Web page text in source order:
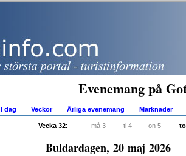
Evenemang på
I dag Veckor Årliga evenemang Marknader
Vecka 32: må 3 ti 4 on 5
Buldardagen, 20 maj 2026